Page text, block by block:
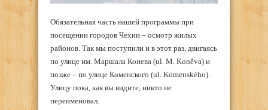
Обязательная часть нашей программы при
посещении городов Чехии – осмотр жилых
районов. Так мы поступили и в этот раз, двигаясь
по улице им. Маршала Конева (ul. M. Koněva) и
позже – по улице Коменского (ul. Komenského).
Улицу пока, как вы видите, никто не
переименовал.